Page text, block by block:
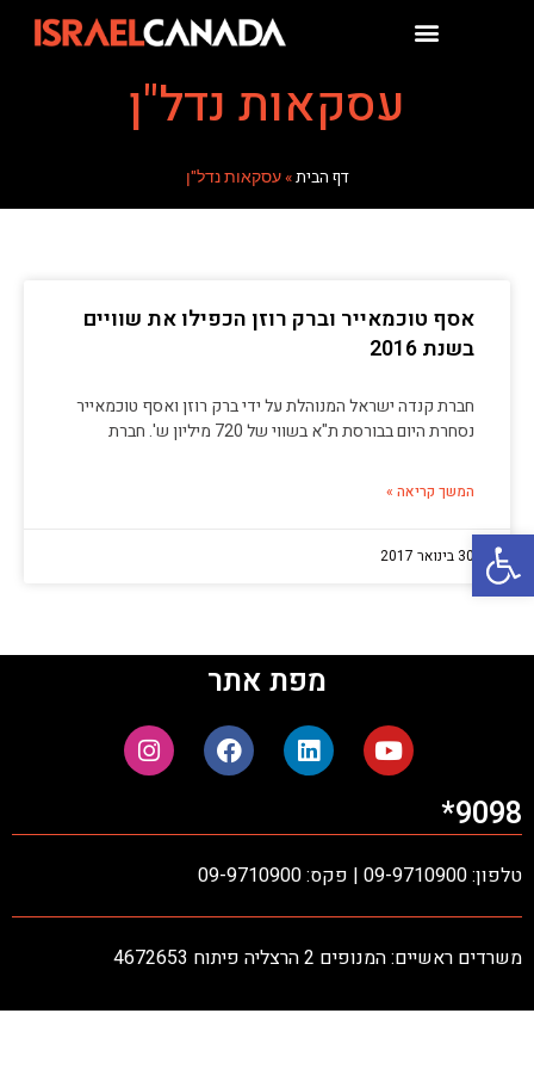
פתח סרגל נגישות
עסקאות נדל"ן
דף הבית»עסקאות נדל"ן
אסף טוכמאייר וברק רוזן הכפילו את שוויים
בשנת 2016
חברת קנדה ישראל המנוהלת על ידי ברק רוזן ואסף טוכמאייר
נסחרת היום בבורסת ת"א בשווי של 720 מיליון ש'. חברת
המשך קריאה »
30 בינואר 2017
מפת אתר
9098*
טלפון: 09-9710900 | פקס: 09-9710900
משרדים ראשיים: המנופים 2 הרצליה פיתוח 4672653